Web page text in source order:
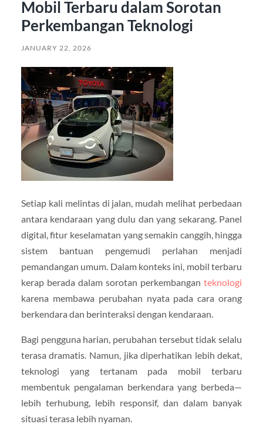
Mobil Terbaru dalam Sorotan
Perkembangan Teknologi
JANUARY 22, 2026
Setiap kali melintas di jalan, mudah melihat perbedaan
antara kendaraan yang dulu dan yang sekarang. Panel
digital, fitur keselamatan yang semakin canggih, hingga
sistem bantuan pengemudi perlahan menjadi
pemandangan umum. Dalam konteks ini, mobil terbaru
kerap berada dalam sorotan perkembanganteknologi
karena membawa perubahan nyata pada cara orang
berkendara dan berinteraksi dengan kendaraan.
Bagi pengguna harian, perubahan tersebut tidak selalu
terasa dramatis. Namun, jika diperhatikan lebih dekat,
teknologi yang tertanam pada mobil terbaru
membentuk pengalaman berkendara yang berbeda—
lebih terhubung, lebih responsif, dan dalam banyak
situasi terasa lebih nyaman.